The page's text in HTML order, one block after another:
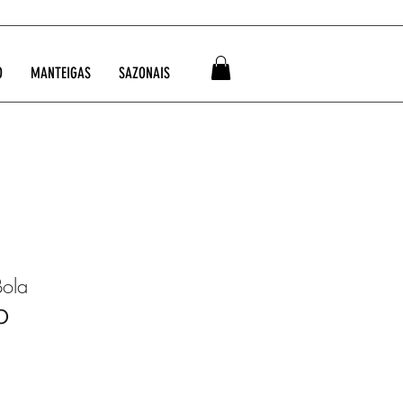
MANTEIGAS SAZONAIS